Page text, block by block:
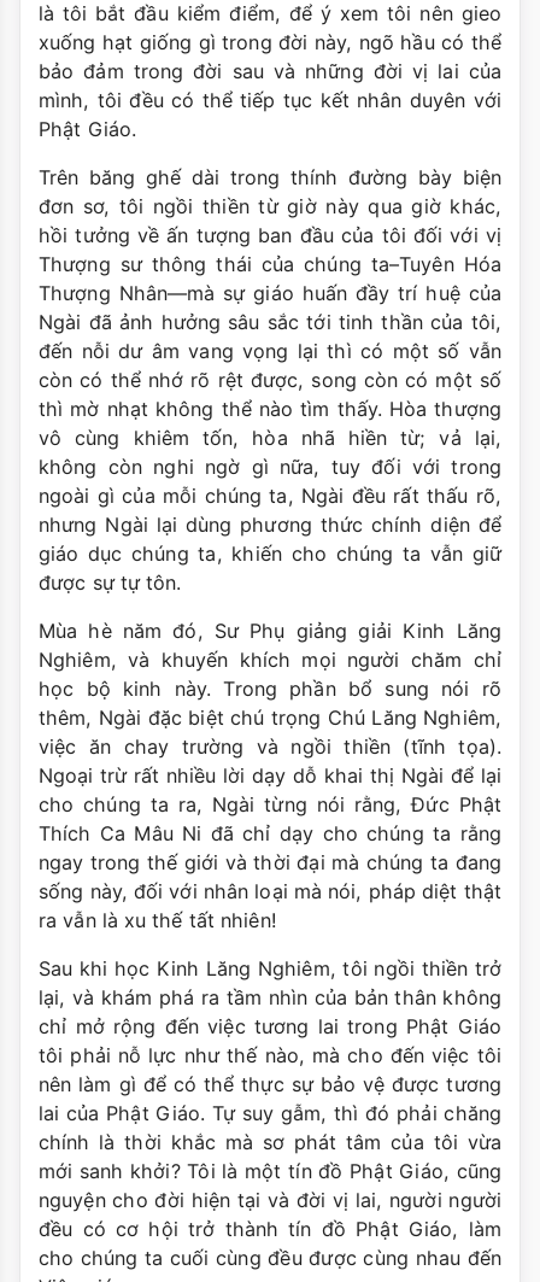
là tôi bắt đầu kiểm điểm, để ý xem tôi nên gieo
xuống hạt giống gì trong đời này, ngõ hầu có thể
bảo đảm trong đời sau và những đời vị lai của
mình, tôi đều có thể tiếp tục kết nhân duyên với
Phật Giáo.
Trên băng ghế dài trong thính đường bày biện
đơn sơ, tôi ngồi thiền từ giờ này qua giờ khác,
hồi tưởng về ấn tượng ban đầu của tôi đối với vị
Thượng sư thông thái của chúng ta–Tuyên Hóa
Thượng Nhân—mà sự giáo huấn đầy trí huệ của
Ngài đã ảnh hưởng sâu sắc tới tinh thần của tôi,
đến nỗi dư âm vang vọng lại thì có một số vẫn
còn có thể nhớ rõ rệt được, song còn có một số
thì mờ nhạt không thể nào tìm thấy. Hòa thượng
vô cùng khiêm tốn, hòa nhã hiền từ; vả lại,
không còn nghi ngờ gì nữa, tuy đối với trong
ngoài gì của mỗi chúng ta, Ngài đều rất thấu rõ,
nhưng Ngài lại dùng phương thức chính diện để
giáo dục chúng ta, khiến cho chúng ta vẫn giữ
được sự tự tôn.
Mùa hè năm đó, Sư Phụ giảng giải Kinh Lăng
Nghiêm, và khuyến khích mọi người chăm chỉ
học bộ kinh này. Trong phần bổ sung nói rõ
thêm, Ngài đặc biệt chú trọng Chú Lăng Nghiêm,
việc ăn chay trường và ngồi thiền (tĩnh tọa).
Ngoại trừ rất nhiều lời dạy dỗ khai thị Ngài để lại
cho chúng ta ra, Ngài từng nói rằng, Đức Phật
Thích Ca Mâu Ni đã chỉ dạy cho chúng ta rằng
ngay trong thế giới và thời đại mà chúng ta đang
sống này, đối với nhân loại mà nói, pháp diệt thật
ra vẫn là xu thế tất nhiên!
Sau khi học Kinh Lăng Nghiêm, tôi ngồi thiền trở
lại, và khám phá ra tầm nhìn của bản thân không
chỉ mở rộng đến việc tương lai trong Phật Giáo
tôi phải nỗ lực như thế nào, mà cho đến việc tôi
nên làm gì để có thể thực sự bảo vệ được tương
lai của Phật Giáo. Tự suy gẫm, thì đó phải chăng
chính là thời khắc mà sơ phát tâm của tôi vừa
mới sanh khởi? Tôi là một tín đồ Phật Giáo, cũng
nguyện cho đời hiện tại và đời vị lai, người người
đều có cơ hội trở thành tín đồ Phật Giáo, làm
cho chúng ta cuối cùng đều được cùng nhau đến